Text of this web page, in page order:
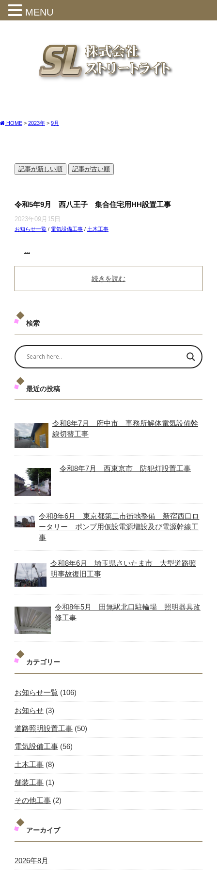
HOME > 2023年 > 9月
記事が新しい順 記事が古い順
令和5年9月 西八王子 集合住宅用HH設置工事
2023年09月15日
お知らせ一覧 / 電気設備工事 / 土木工事
...
続きを読む
検索
最近の投稿
令和8年7月 府中市 事務所解体電気設備幹
線切替工事
令和8年7月 西東京市 防犯灯設置工事
令和8年6月 東京都第二市街地整備 新宿西口ロ
ータリー ポンプ用仮設電源増設及び電源幹線工
事
令和8年6月 埼玉県さいたま市 大型道路照
明事故復旧工事
令和8年5月 田無駅北口駐輪場 照明器具改
修工事
カテゴリー
お知らせ一覧 (106)
お知らせ (3)
道路照明設置工事 (50)
電気設備工事 (56)
土木工事 (8)
舗装工事 (1)
その他工事 (2)
アーカイブ
2026年8月
MENU